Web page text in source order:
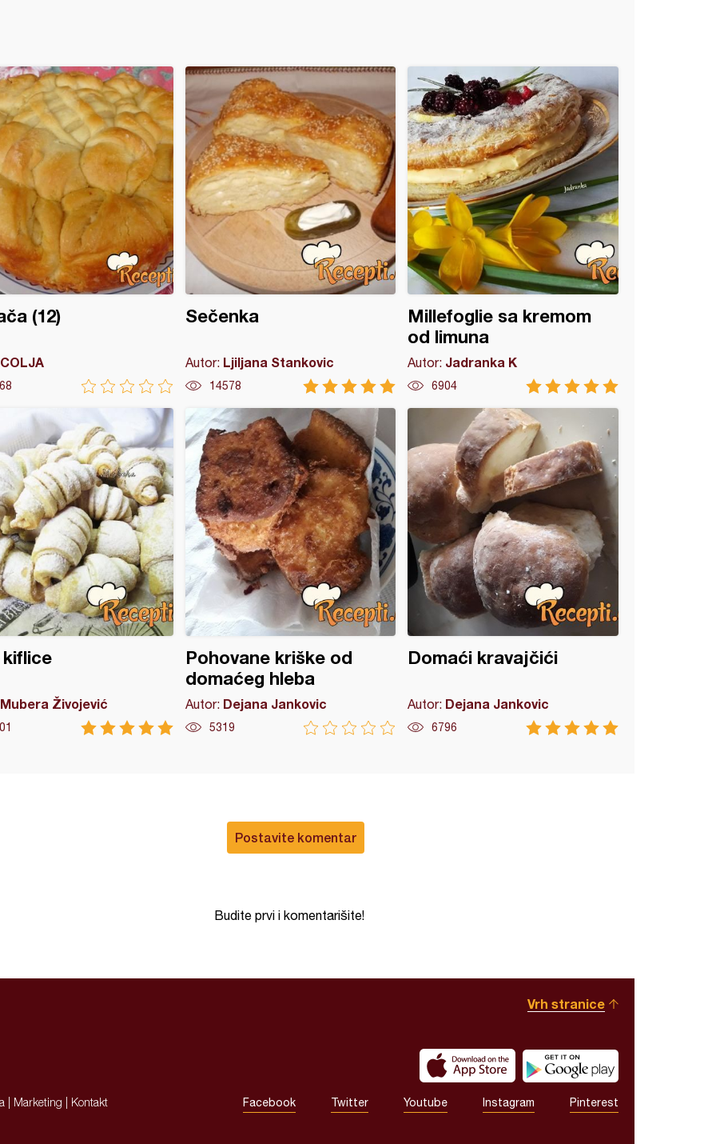
(12)
COLJA
Sečenka
Autor: Ljiljana Stankovic
14578
Millefoglie sa kremom
od limuna
Autor: Jadranka K
6904
kiflice
Mubera Živojević
Pohovane kriške od
domaćeg hleba
Autor: Dejana Jankovic
5319
Domaći kravajčići
Autor: Dejana Jankovic
6796
Postavite komentar
Budite prvi i komentarišite!
Vrh stranice
Marketing Kontakt Facebook Twitter Youtube Instagram Pinterest